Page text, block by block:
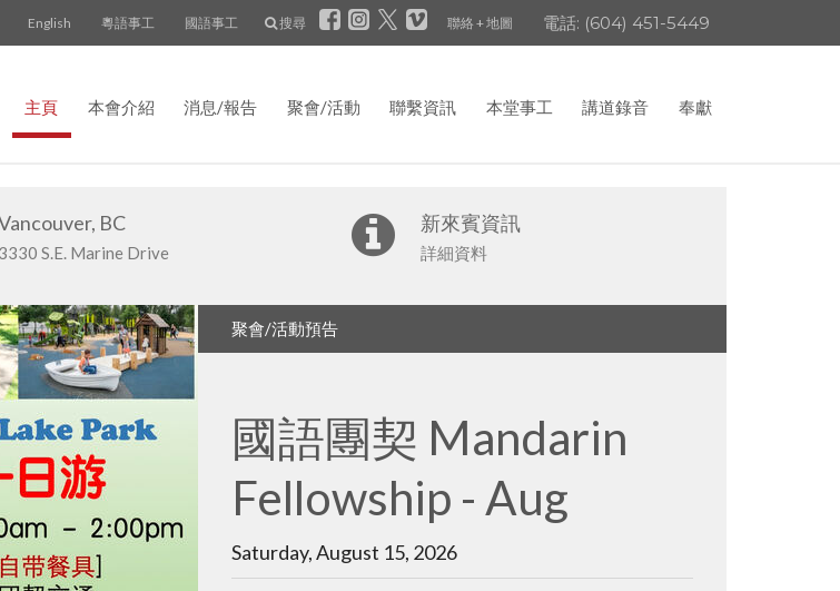
English 粵語事工 國語事工 搜尋 聯絡 + 地圖 電話: (604) 451-5449
主頁 本會介紹 消息/報告 聚會/活動 聯繫資訊 本堂事工 講道錄音 奉獻
BC
3330 S.E. Marine Drive
新來賓資訊
詳細資料
聚會/活動預告
國語團契 Mandarin
Fellowship - Aug
Saturday, August 15, 2026
聚會/活動預告
國語恩霖團契
Mandarin Senior
Fellowship - Aug
Friday, August 21, 2026
Recent 消息/報告
利頓事工最新消息
Lytton Ministry
Update - June 2026
利頓事工 – 五月節及河流節 五月節之旅在 5 月 16 日 (星期六)，